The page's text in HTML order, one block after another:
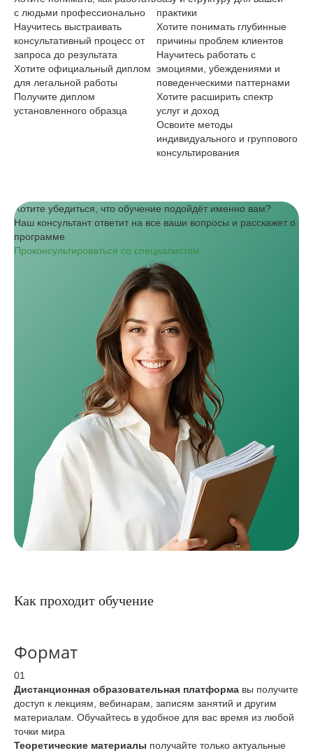
с людьми профессионально
Научитесь выстраивать
консультативный процесс от
запроса до результата
Хотите официальный диплом
для легальной работы
Получите диплом
установленного образца
практики
Хотите понимать глубинные
причины проблем клиентов
Научитесь работать с
эмоциями, убеждениями и
поведенческими паттернами
Хотите расширить спектр
услуг и доход
Освоите методы
индивидуального и группового
консультирования
Хотите убедиться, что обучение подойдёт именно вам?
Наш консультант ответит на все ваши вопросы и расскажет о
программе
Проконсультироваться со специалистом
Как проходит обучение
Формат
01
Дистанционная образовательная платформа вы получите
доступ к лекциям, вебинарам, записям занятий и другим
материалам. Обучайтесь в удобное для вас время из любой
точки мира
Теоретические материалы получайте только актуальные